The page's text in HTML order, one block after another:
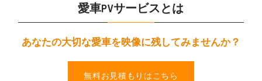
愛車PVサービスとは
あなたの大切な愛車を映像に残してみませんか？
無料お見積もりはこちら